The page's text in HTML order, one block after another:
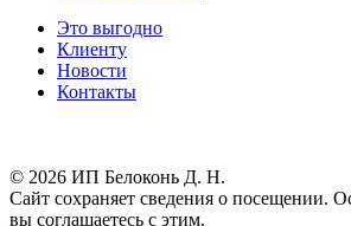
Это выгодно
Клиенту
Новости
Контакты
© 2026 ИП Белоконь Д. Н.
Сайт сохраняет сведения о посещении.
вы соглашаетесь с этим.